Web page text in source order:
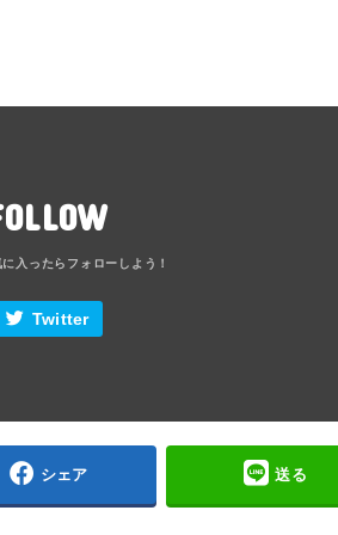
Twitter
シェア 送る